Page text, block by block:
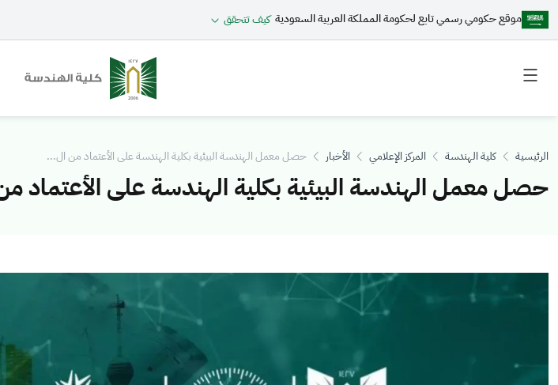
موقع حكومي رسمي تابع لحكومة المملكة العربية السعودية كيف تتحقق
Toggle
menu
Toggle
menu
الرئيسية كلية الهندسة المركز الإعلامي الأخبار حصل معمل الهندسة البيئية بكلية الهندسة على الأعتماد من ال...
حصل معمل الهندسة البيئية بكلية الهندسة على الأعتماد